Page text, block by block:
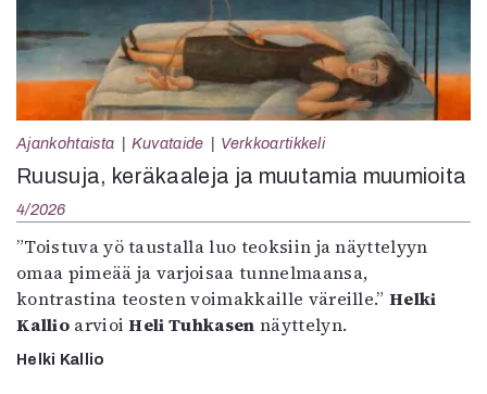
Ajankohtaista Kuvataide Verkkoartikkeli
Ruusuja, keräkaaleja ja muutamia muumioita
4/2026
”Toistuva yö taustalla luo teoksiin ja näyttelyyn
omaa pimeää ja varjoisaa tunnelmaansa,
kontrastina teosten voimakkaille väreille.”Helki
KallioarvioiHeli Tuhkasen näyttelyn.
Helki Kallio